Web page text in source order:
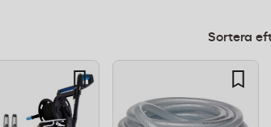
Sortera